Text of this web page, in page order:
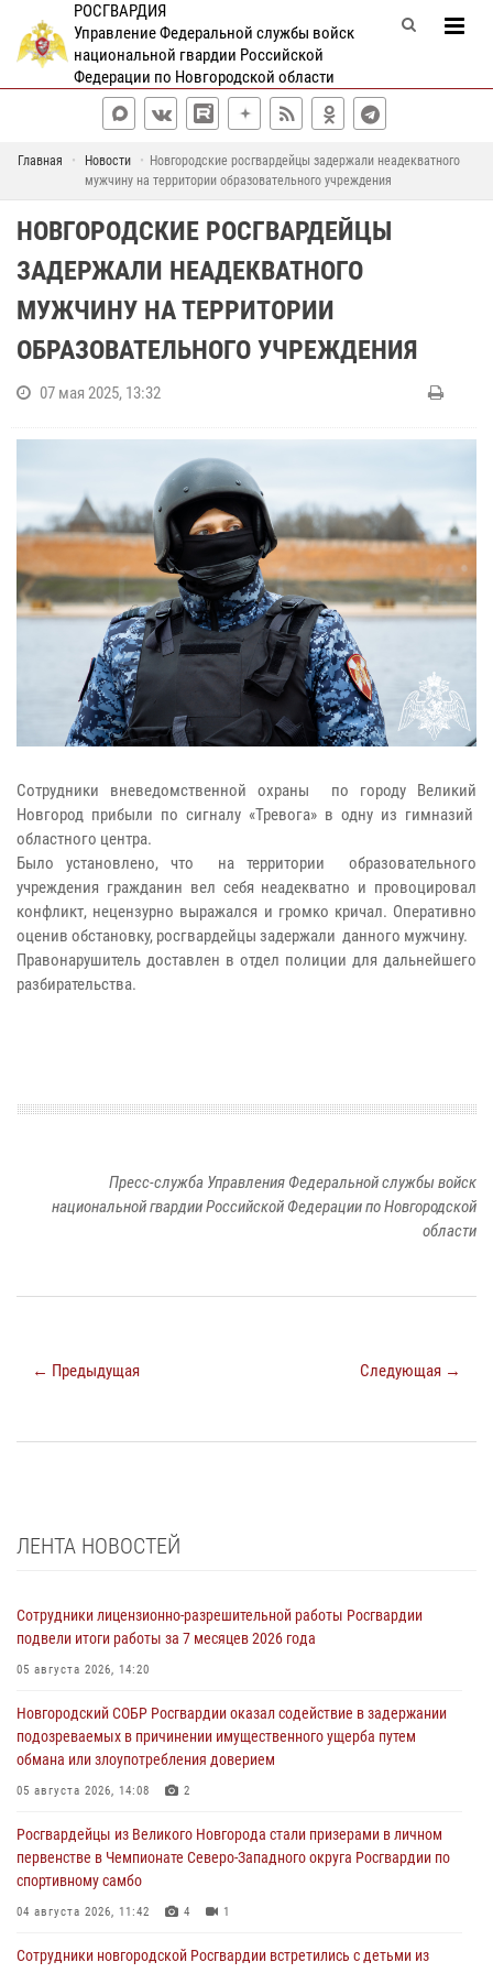
РОСГВАРДИЯ
Управление Федеральной службы войск
национальной гвардии Российской
Федерации по Новгородской области
Главная Новости
Новгородские росгвардейцы задержали неадекватного
мужчину на территории образовательного учреждения
НОВГОРОДСКИЕ РОСГВАРДЕЙЦЫ
ЗАДЕРЖАЛИ НЕАДЕКВАТНОГО
МУЖЧИНУ НА ТЕРРИТОРИИ
ОБРАЗОВАТЕЛЬНОГО УЧРЕЖДЕНИЯ
07 мая 2025, 13:32
Сотрудники вневедомственной охраны по городу Великий
Новгород прибыли по сигналу «Тревога» в одну из гимназий
областного центра.
Было установлено, что на территории образовательного
учреждения гражданин вел себя неадекватно и провоцировал
конфликт, нецензурно выражался и громко кричал. Оперативно
оценив обстановку, росгвардейцы задержали данного мужчину.
Правонарушитель доставлен в отдел полиции для дальнейшего
разбирательства.
Пресс-служба Управления Федеральной службы войск
национальной гвардии Российской Федерации по Новгородской
области
← Предыдущая Следующая →
ЛЕНТА НОВОСТЕЙ
Сотрудники лицензионно-разрешительной работы Росгвардии
подвели итоги работы за 7 месяцев 2026 года
05 августа 2026, 14:20
Новгородский СОБР Росгвардии оказал содействие в задержании
подозреваемых в причинении имущественного ущерба путем
обмана или злоупотребления доверием
05 августа 2026, 14:08 2
Росгвардейцы из Великого Новгорода стали призерами в личном
первенстве в Чемпионате Северо-Западного округа Росгвардии по
спортивному самбо
04 августа 2026, 11:42 4 1
Сотрудники новгородской Росгвардии встретились с детьми из